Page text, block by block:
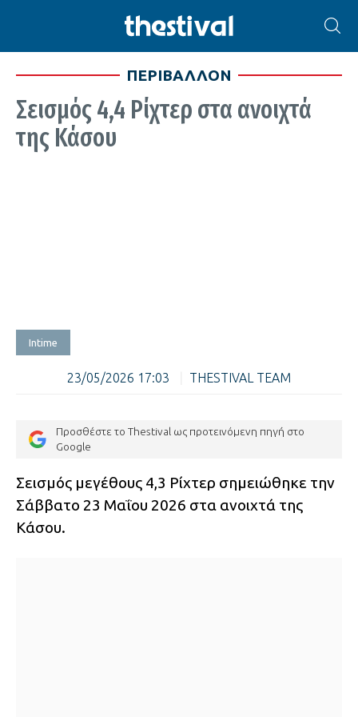
ΠΕΡΙΒΑΛΛΟΝ
Σεισμός 4,4 Ρίχτερ στα ανοιχτά
της Κάσου
Intime
23/05/2026 17:03 THESTIVAL TEAM
Προσθέστε το Thestival ως προτεινόμενη πηγή στο
Google
Σεισμός μεγέθους 4,3 Ρίχτερ σημειώθηκε την
Σάββατο 23 Μαΐου 2026 στα ανοιχτά της
Κάσου.